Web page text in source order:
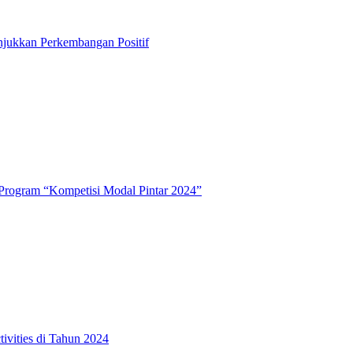
Perkembangan Positif
“Kompetisi Modal Pintar 2024”
di Tahun 2024